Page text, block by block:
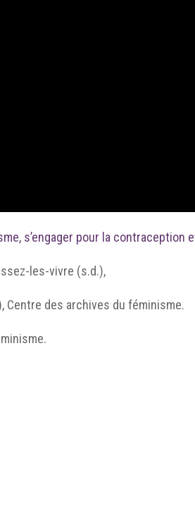
s’engager pour la contraception
les-vivre (s.d.),
Centre des archives du féminisme.